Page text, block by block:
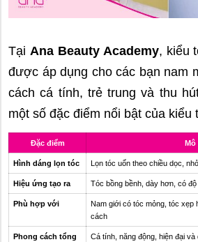
Tại Ana Beauty Academy, kiểu
được áp dụng cho các bạn nam
cách cá tính, trẻ trung và thu
một số đặc điểm nổi bật của kiểu
Đặc điểm Mô
Hình dáng lọn tóc Lọn tóc uốn theo chiều dọc,
Hiệu ứng tạo ra Tóc bồng bềnh, dày hơn, có
Phù hợp với
Nam giới có tóc mỏng, tóc xẹp
cách
Phong cách tổng
Cá tính, năng động, hiện đại